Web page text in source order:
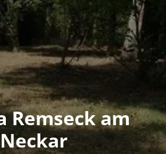
Remseck am
Neckar